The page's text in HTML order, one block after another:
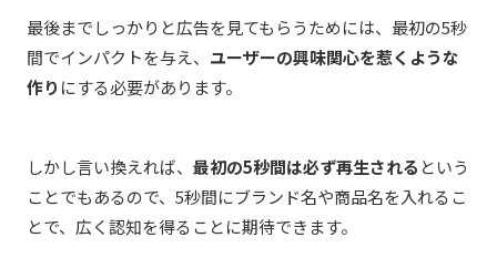
最後までしっかりと広告を見てもらうためには、最初の5秒
間でインパクトを与え、 ユーザーの興味関心を惹くような
作り にする必要があります。
しかし言い換えれば、 最初の5秒間は必ず再生される という
ことでもあるので、5秒間にブランド名や商品名を入れるこ
とで、広く認知を得ることに期待できます。